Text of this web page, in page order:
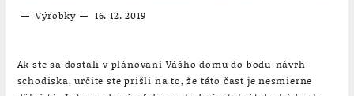
Výrobky 16. 12. 2019
Ak ste sa dostali v plánovaní Vášho domu do bodu-návrh
schodiska, určite ste prišli na to, že táto časť je nesmierne